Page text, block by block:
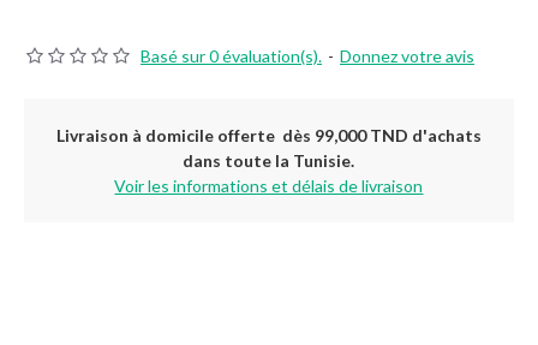
Basé sur 0 évaluation(s). - Donnez votre avis
Livraison à domicile offerte dès 99,000 TND d'achats
dans toute la Tunisie.
Voir les informations et délais de livraison